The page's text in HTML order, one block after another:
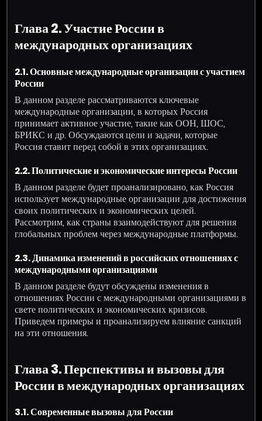
Глава 2. Участие России в
международных организациях
2.1. Основные международные организации с участием
России
В данном разделе рассматриваются ключевые
международные организации, в которых Россия
принимает активное участие, такие как ООН, ШОС,
БРИКС и др. Обсуждаются цели и задачи, которые
Россия ставит перед собой в этих организациях.
2.2. Политические и экономические интересы России
В данном разделе будет проанализировано, как Россия
использует международные организации для достижения
своих политических и экономических целей.
Рассмотрим, как страны взаимодействуют для решения
глобальных проблем через международные платформы.
2.3. Динамика изменений в российских отношениях с
международными организациями
В данном разделе будут обсуждены изменения в
отношениях России с международными организациями в
свете политических и экономических кризисов.
Приведем примеры и проанализируем влияние санкций
на эти отношения.
Глава 3. Перспективы и вызовы для
России в международных организациях
3.1. Современные вызовы для России